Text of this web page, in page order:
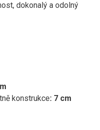
dokonalý a odolný
konstrukce: 7 cm